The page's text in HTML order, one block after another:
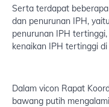
Serta terdapat
dan penurunan IPH,
penurunan IPH
kenaikan IPH tertinggi
Dalam vicon Rapat
bawang putih